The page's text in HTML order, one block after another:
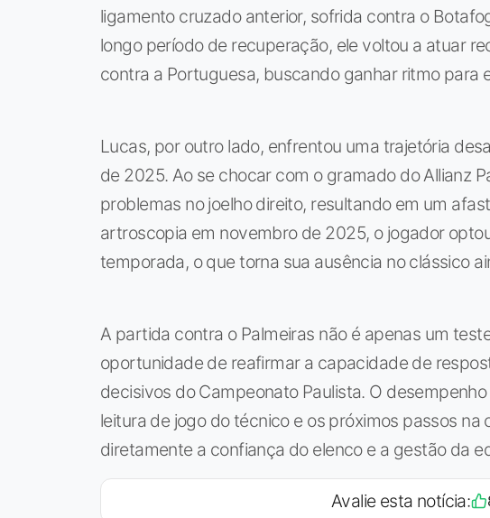
ligamento cruzado anterior, sofrida contra o
longo período de recuperação, ele voltou a atuar
contra a Portuguesa, buscando ganhar ritmo para
Lucas, por outro lado, enfrentou uma trajetória
de 2025. Ao se chocar com o gramado do Allianz
problemas no joelho direito, resultando em um
artroscopia em novembro de 2025, o jogador
temporada, o que torna sua ausência no clássico
A partida contra o Palmeiras não é apenas um
oportunidade de reafirmar a capacidade de
decisivos do Campeonato Paulista. O
leitura de jogo do técnico e os próximos passos
diretamente a confiança do elenco e a gestão da
Avalie esta notícia: